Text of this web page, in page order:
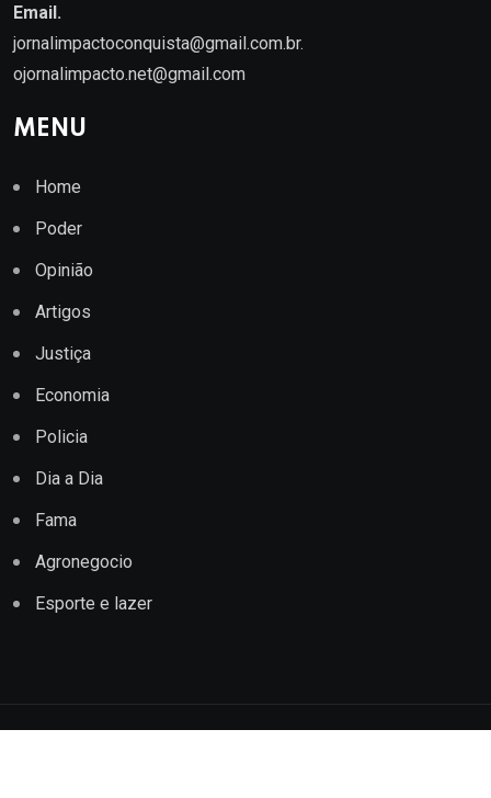
Email.
jornalimpactoconquista@gmail.com.br.
ojornalimpacto.net@gmail.com
MENU
Home
Poder
Opinião
Artigos
Justiça
Economia
Policia
Dia a Dia
Fama
Agronegocio
Esporte e lazer